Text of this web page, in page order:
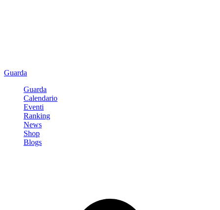
Guarda
Guarda
Calendario
Eventi
Ranking
News
Shop
Blogs